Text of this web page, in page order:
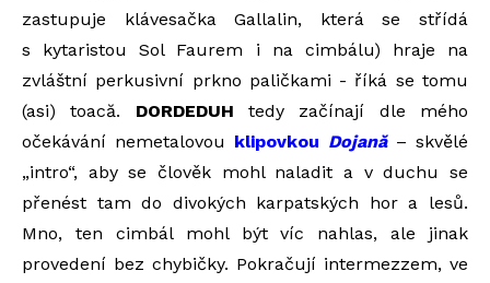
zastupuje klávesačka Gallalin, která se střídá
s kytaristou Sol Faurem i na cimbálu) hraje na
zvláštní perkusivní prkno paličkami - říká se tomu
(asi) toacă. DORDEDUH tedy začínají dle mého
očekávání nemetalovou klipovkou Dojană – skvělé
„intro“, aby se člověk mohl naladit a v duchu se
přenést tam do divokých karpatských hor a lesů.
Mno, ten cimbál mohl být víc nahlas, ale jinak
provedení bez chybičky. Pokračují intermezzem, ve